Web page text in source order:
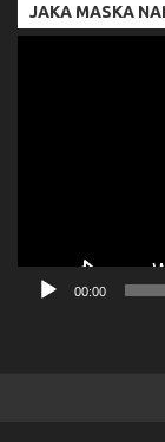
JAKA MASKA
00:00